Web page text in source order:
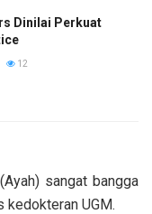
Dinilai Perkuat
12
sangat bangga
kedokteran UGM.